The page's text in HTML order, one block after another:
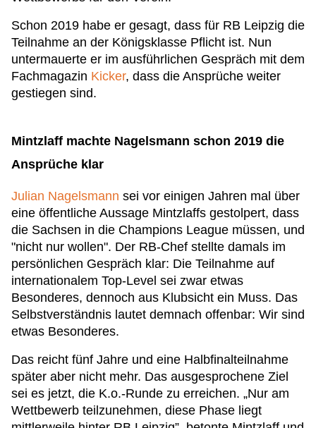
Schon 2019 habe er gesagt, dass für RB Leipzig die
Teilnahme an der Königsklasse Pflicht ist. Nun
untermauerte er im ausführlichen Gespräch mit dem
Fachmagazin Kicker, dass die Ansprüche weiter
gestiegen sind.
Mintzlaff machte Nagelsmann schon 2019 die
Ansprüche klar
Julian Nagelsmann sei vor einigen Jahren mal über
eine öffentliche Aussage Mintzlaffs gestolpert, dass
die Sachsen in die Champions League müssen, und
"nicht nur wollen". Der RB-Chef stellte damals im
persönlichen Gespräch klar: Die Teilnahme auf
internationalem Top-Level sei zwar etwas
Besonderes, dennoch aus Klubsicht ein Muss. Das
Selbstverständnis lautet demnach offenbar: Wir sind
etwas Besonderes.
Das reicht fünf Jahre und eine Halbfinalteilnahme
später aber nicht mehr. Das ausgesprochene Ziel
sei es jetzt, die K.o.-Runde zu erreichen. „Nur am
Wettbewerb teilzunehmen, diese Phase liegt